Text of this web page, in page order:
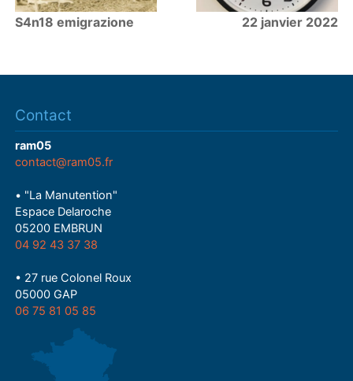
S4n18 emigrazione 22 janvier 2022
Contact
ram05
contact@ram05.fr
• "La Manutention"
Espace Delaroche
05200 EMBRUN
04 92 43 37 38
• 27 rue Colonel Roux
05000 GAP
06 75 81 05 85